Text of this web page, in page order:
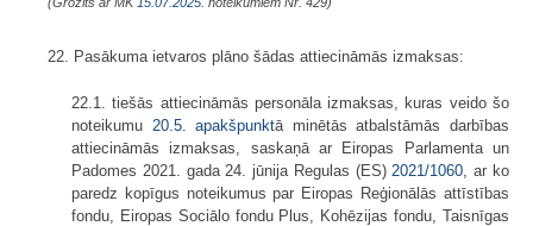
22. Pasākuma ietvaros plāno šādas attiecināmās izmaksas:
22.1. tiešās attiecināmās personāla izmaksas, kuras veido šo
noteikumu 20.5. apakšpunktā minētās atbalstāmās darbības
attiecināmās izmaksas, saskaņā ar Eiropas Parlamenta un
Padomes 2021. gada 24. jūnija Regulas (ES) 2021/1060 , ar ko
paredz kopīgus noteikumus par Eiropas Reģionālās attīstības
fondu, Eiropas Sociālo fondu Plus, Kohēzijas fondu, Taisnīgas